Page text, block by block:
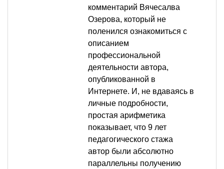
комментарий Вячесалва
Озерова, который не
поленился ознакомиться с
описанием
профессиональной
деятельности автора,
опубликованной в
Интернете. И, не вдаваясь в
личные подробности,
простая арифметика
показывает, что 9 лет
педагогического стажа
автор были абсолютно
параллельны получению